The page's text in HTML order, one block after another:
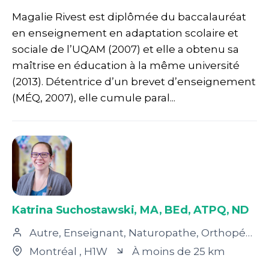
Magalie Rivest est diplômée du baccalauréat
en enseignement en adaptation scolaire et
sociale de l’UQAM (2007) et elle a obtenu sa
maîtrise en éducation à la même université
(2013). Détentrice d’un brevet d’enseignement
(MÉQ, 2007), elle cumule paral...
Katrina Suchostawski, MA, BEd, ATPQ, ND
Autre, Enseignant, Naturopathe, Orthopédagogue, Thérapeute en relation d’aide
Montréal , H1W
À moins de 25 km